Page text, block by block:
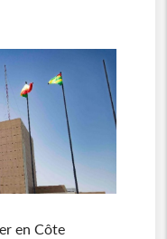
en Côte